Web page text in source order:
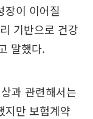
장이 이어질
기반으로 건강
말했다.
과 관련해서는
지만 보험계약